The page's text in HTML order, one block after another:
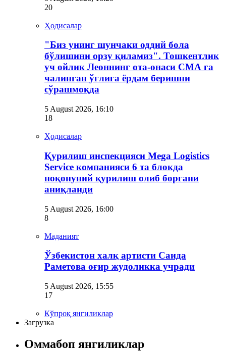
20
Ҳодисалар
"Биз унинг шунчаки оддий бола
бўлишини орзу қиламиз". Тошкентлик
уч ойлик Леоннинг ота-онаси СМА га
чалинган ўғлига ёрдам беришни
сўрашмоқда
5 August 2026, 16:10
18
Ҳодисалар
Қурилиш инспекцияси Мega Logistics
Service компанияси 6 та блокда
ноқонуний қурилиш олиб боргани
аниқланди
5 August 2026, 16:00
8
Маданият
Ўзбекистон халқ артисти Саида
Раметова оғир жудоликка учради
5 August 2026, 15:55
17
Кўпроқ янгиликлар
Загрузка
Оммабоп янгиликлар